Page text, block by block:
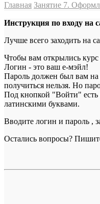
Главная Занятие 7.
Инструкция по входу на
Лучше всего заходить на
Чтобы вам открылись курс
Логин - это ваш е-мэйл!
Пароль должен был вам
получиться нельзя. Но
Под кнопкой "Войти" есть
латинскими буквами.
Вводите логин и пароль ,
Остались вопросы?